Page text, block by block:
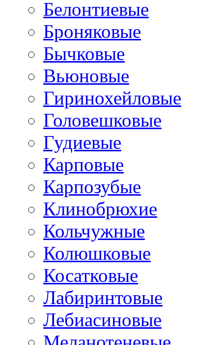
Белонтиевые
Броняковые
Бычковые
Вьюновые
Гиринохейловые
Головешковые
Гудиевые
Карповые
Карпозубые
Клинобрюхие
Кольчужные
Колюшковые
Косатковые
Лабиринтовые
Лебиасиновые